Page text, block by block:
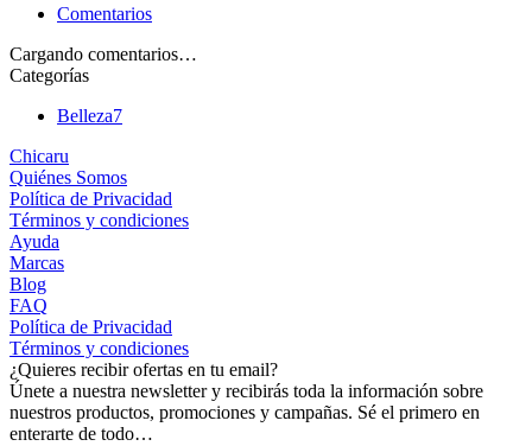
Comentarios
Cargando comentarios…
Categorías
Belleza7
Chicaru
Quiénes Somos
Política de Privacidad
Términos y condiciones
Ayuda
Marcas
Blog
FAQ
Política de Privacidad
Términos y condiciones
¿Quieres recibir ofertas en tu email?
Únete a nuestra newsletter y recibirás toda la información sobre
nuestros productos, promociones y campañas. Sé el primero en
enterarte de todo…